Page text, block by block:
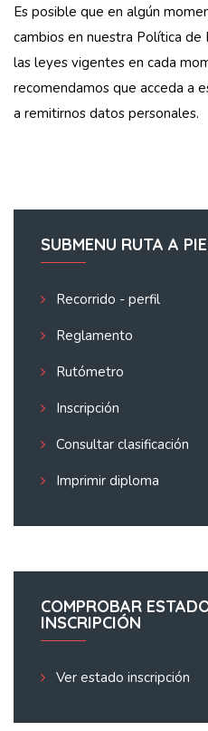
Es posible que en algún
cambios en nuestra Política de
las leyes vigentes en cada
recomendamos que acceda a
a remitirnos datos personales.
SUBMENU RUTA A PIE
Recorrido - perfil
Reglamento
Rutómetro
Inscripción
Consultar clasificación
Imprimir diploma
COMPROBAR
INSCRIPCIÓN
Ver estado inscripción